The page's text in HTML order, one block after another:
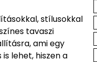
stílusokkal
tavaszi
ami egy
lehet, hiszen a